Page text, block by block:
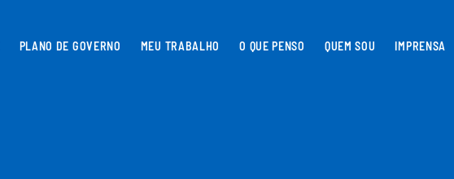
PLANO DE GOVERNO MEU TRABALHO O QUE PENSO QUEM SOU IMPRENSA